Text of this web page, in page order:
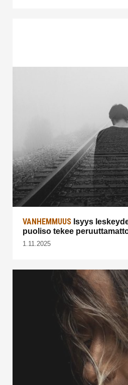
VANHEMMUUS Isyys
puoliso tekee
1.11.2025